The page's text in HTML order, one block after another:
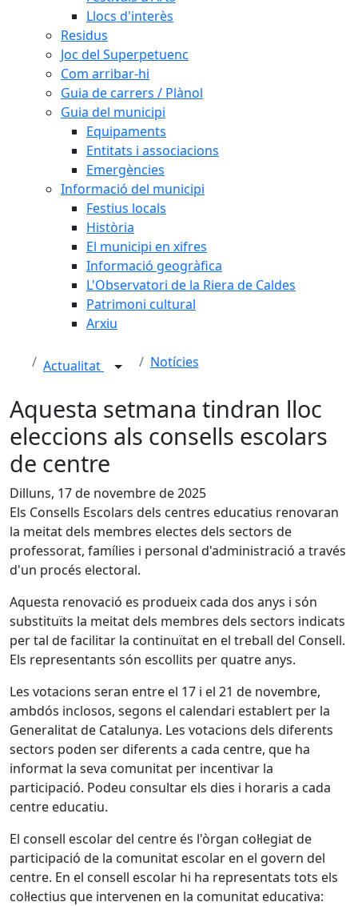
Llocs d'interès
Residus
Joc del Superpetuenc
Com arribar-hi
Guia de carrers / Plànol
Guia del municipi
Equipaments
Entitats i associacions
Emergències
Informació del municipi
Festius locals
Història
El municipi en xifres
Informació geogràfica
L'Observatori de la Riera de Caldes
Patrimoni cultural
Arxiu
Actualitat Notícies
Aquesta setmana tindran lloc
eleccions als consells escolars
de centre
Dilluns, 17 de novembre de 2025
Els Consells Escolars dels centres educatius renovaran
la meitat dels membres electes dels sectors de
professorat, famílies i personal d'administració a través
d'un procés electoral.
Aquesta renovació es produeix cada dos anys i són
substituïts la meitat dels membres dels sectors indicats
per tal de facilitar la continuïtat en el treball del Consell.
Els representants són escollits per quatre anys.
Les votacions seran entre el 17 i el 21 de novembre,
ambdós inclosos, segons el calendari establert per la
Generalitat de Catalunya. Les votacions dels diferents
sectors poden ser diferents a cada centre, que ha
informat la seva comunitat per incentivar la
participació. Podeu consultar els dies i horaris a cada
centre educatiu.
El consell escolar del centre és l'òrgan col·legiat de
participació de la comunitat escolar en el govern del
centre. En el consell escolar hi ha representats tots els
col·lectius que intervenen en la comunitat educativa: